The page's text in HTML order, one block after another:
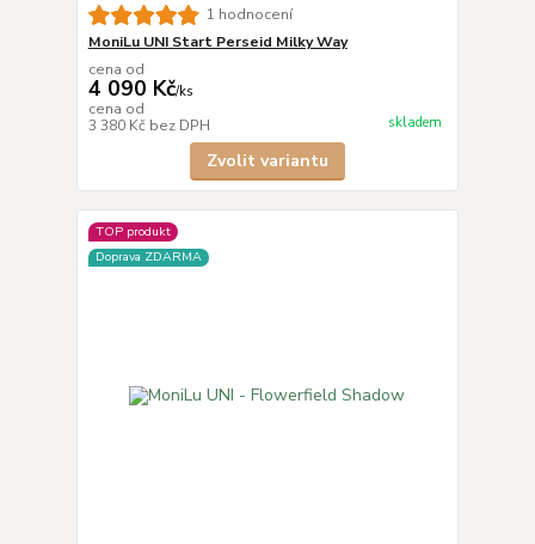
1 hodnocení
MoniLu UNI Start Perseid Milky Way
cena od
4 090 Kč/ks
cena od
3 380 Kč bez DPH skladem
Zvolit variantu
TOP produkt
Doprava ZDARMA